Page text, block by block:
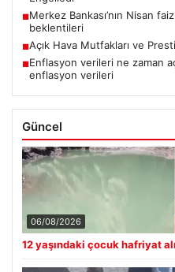
■Merkez Bankası’nın Nisan
beklentileri
■Açık Hava Mutfakları ve
■Enflasyon verileri ne zaman
enflasyon verileri
Güncel
06/08/2026
12 yaşındaki çocuk hafriyat